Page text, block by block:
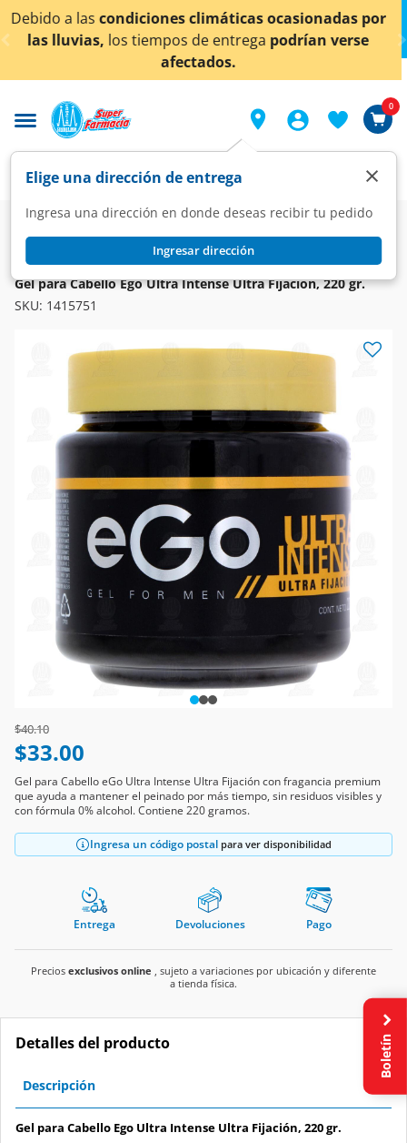
< div class="carousel-inner">
ocasionadas por
podrían verse
¡Ahora también en
conocer
Elige una dirección de entrega
Ingresa una dirección en donde deseas recibir tu pedido
Ingresar dirección
×
0
Super Higiene y Belleza
Cuidado del Cabello
Gel, Mousse y Spray
EGO
Gel para Cabello Ego Ultra Intense Ultra Fijación, 220 gr.
SKU: 1415751
Price reduced from
$40.10to
$33.00
Gel para Cabello eGo Ultra Intense Ultra Fijación con fragancia premium
que ayuda a mantener el peinado por más tiempo, sin residuos visibles y
con fórmula 0% alcohol. Contiene 220 gramos.
Ingresa un código postal para ver disponibilidad
Entrega Devoluciones Pago
Precios exclusivos online , sujeto a variaciones por ubicación y diferente
a tienda física.
Detalles del producto
Descripción
Gel para Cabello Ego Ultra Intense Ultra Fijación, 220 gr.
Boletín